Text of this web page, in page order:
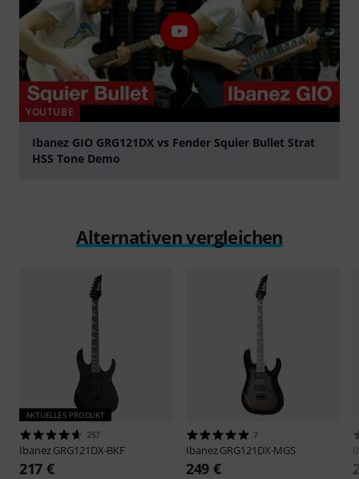
YOUTUBE
Ibanez GIO GRG121DX vs Fender Squier Bullet Strat
HSS Tone Demo
Alternativen vergleichen
AKTUELLES PRODUKT
257
IbanezGRG121DX-BKF
217 €
7
IbanezGRG121DX-MGS
249 €